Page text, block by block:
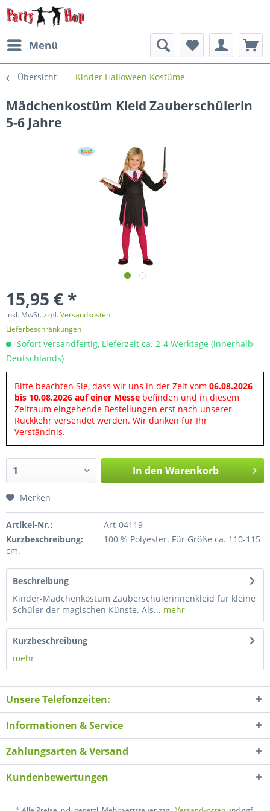
Menü
Übersicht Kinder Halloween Kostüme
Mädchenkostüm Kleid Zauberschülerin
5-6 Jahre
15,95 € *
inkl. MwSt.zzgl. Versandkosten
Lieferbeschränkungen
Sofort versandfertig, Lieferzeit ca. 2-4 Werktage (innerhalb
Deutschlands)
Bitte beachten Sie, dass wir uns in der Zeit vom 06.08.2026
bis 10.08.2026 auf einer Messe befinden und in diesem
Zeitraum eingehende Bestellungen erst nach unserer
Rückkehr versendet werden. Wir danken für Ihr
Verständnis.
In den Warenkorb
Merken
Artikel-Nr.:
Art-04119
Kurzbeschreibung:
100 % Polyester. Für Größe ca. 110-115
cm.
Beschreibung
Kinder-Mädchenkostüm Zauberschülerinnenkleid für kleine
Schüler der magischen Künste. Als... mehr
Kurzbeschreibung
mehr
Unsere Telefonzeiten:
Informationen & Service
Zahlungsarten & Versand
Kundenbewertungen